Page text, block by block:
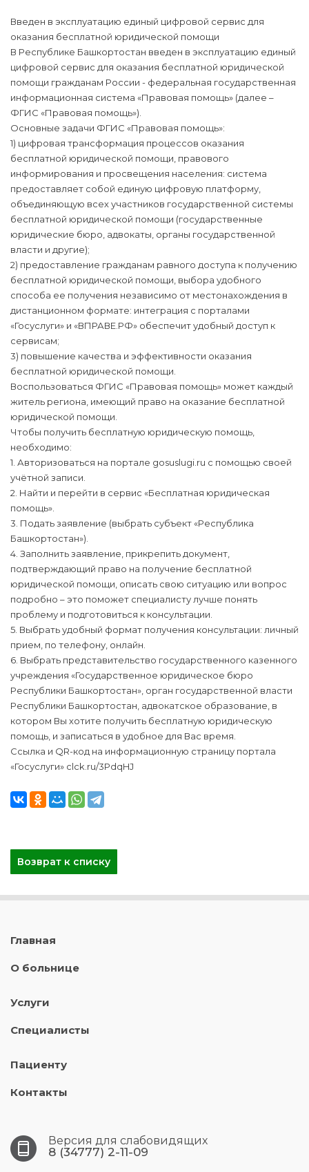
Введен в эксплуатацию единый цифровой сервис для
оказания бесплатной юридической помощи
В Республике Башкортостан введен в эксплуатацию единый
цифровой сервис для оказания бесплатной юридической
помощи гражданам России - федеральная государственная
информационная система «Правовая помощь» (далее –
ФГИС «Правовая помощь»).
Основные задачи ФГИС «Правовая помощь»:
1) цифровая трансформация процессов оказания
бесплатной юридической помощи, правового
информирования и просвещения населения: система
предоставляет собой единую цифровую платформу,
объединяющую всех участников государственной системы
бесплатной юридической помощи (государственные
юридические бюро, адвокаты, органы государственной
власти и другие);
2) предоставление гражданам равного доступа к получению
бесплатной юридической помощи, выбора удобного
способа ее получения независимо от местонахождения в
дистанционном формате: интеграция с порталами
«Госуслуги» и «ВПРАВЕ.РФ» обеспечит удобный доступ к
сервисам;
3) повышение качества и эффективности оказания
бесплатной юридической помощи.
Воспользоваться ФГИС «Правовая помощь» может каждый
житель региона, имеющий право на оказание бесплатной
юридической помощи.
Чтобы получить бесплатную юридическую помощь,
необходимо:
1. Авторизоваться на портале gosuslugi.ru с помощью своей
учётной записи.
2. Найти и перейти в сервис «Бесплатная юридическая
помощь».
3. Подать заявление (выбрать субъект «Республика
Башкортостан»).
4. Заполнить заявление, прикрепить документ,
подтверждающий право на получение бесплатной
юридической помощи, описать свою ситуацию или вопрос
подробно – это поможет специалисту лучше понять
проблему и подготовиться к консультации.
5. Выбрать удобный формат получения консультации: личный
прием, по телефону, онлайн.
6. Выбрать представительство государственного казенного
учреждения «Государственное юридическое бюро
Республики Башкортостан», орган государственной власти
Республики Башкортостан, адвокатское образование, в
котором Вы хотите получить бесплатную юридическую
помощь, и записаться в удобное для Вас время.
Ссылка и QR-код на информационную страницу портала
«Госуслуги» clck.ru/3PdqHJ
Возврат к списку
Главная
О больнице
Услуги
Специалисты
Пациенту
Контакты
Версия для слабовидящих
8 (34777) 2-11-09